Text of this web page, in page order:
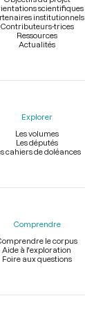
scientifiques
institutionnels
Contributeurs-trices
Ressources
Actualités
Explorer
Les volumes
Les députés
cahiers de doléances
Comprendre
le corpus
Aide à l'exploration
Foire aux questions